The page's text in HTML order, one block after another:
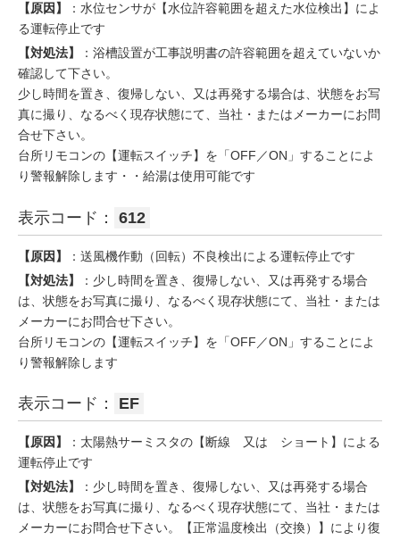
【原因】
：水位センサが【水位許容範囲を超えた水位検出】によ
る運転停止です
【対処法】
：浴槽設置が工事説明書の許容範囲を超えていないか
確認して下さい。
少し時間を置き、復帰しない、又は再発する場合は、状態をお写
真に撮り、なるべく現存状態にて、当社・またはメーカーにお問
合せ下さい。
台所リモコンの【運転スイッチ】を「OFF／ON」することによ
り警報解除します・・給湯は使用可能です
表示コード： 612
【原因】
：送風機作動（回転）不良検出による運転停止です
【対処法】
：少し時間を置き、復帰しない、又は再発する場合
は、状態をお写真に撮り、なるべく現存状態にて、当社・または
メーカーにお問合せ下さい。
台所リモコンの【運転スイッチ】を「OFF／ON」することによ
り警報解除します
表示コード： EF
【原因】
：太陽熱サーミスタの【断線 又は ショート】による
運転停止です
【対処法】
：少し時間を置き、復帰しない、又は再発する場合
は、状態をお写真に撮り、なるべく現存状態にて、当社・または
メーカーにお問合せ下さい。【正常温度検出（交換）】により復